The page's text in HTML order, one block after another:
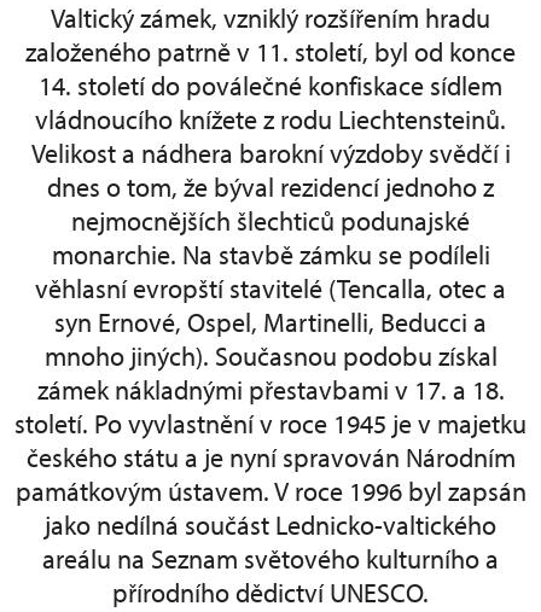
Valtický zámek, vzniklý rozšířením hradu
založeného patrně v 11. století, byl od konce
14. století do poválečné konfiskace sídlem
vládnoucího knížete z rodu Liechtensteinů.
Velikost a nádhera barokní výzdoby svědčí i
dnes o tom, že býval rezidencí jednoho z
nejmocnějších šlechticů podunajské
monarchie. Na stavbě zámku se podíleli
věhlasní evropští stavitelé (Tencalla, otec a
syn Ernové, Ospel, Martinelli, Beducci a
mnoho jiných). Současnou podobu získal
zámek nákladnými přestavbami v 17. a 18.
století. Po vyvlastnění v roce 1945 je v majetku
českého státu a je nyní spravován Národním
památkovým ústavem. V roce 1996 byl zapsán
jako nedílná součást Lednicko-valtického
areálu na Seznam světového kulturního a
přírodního dědictví UNESCO.